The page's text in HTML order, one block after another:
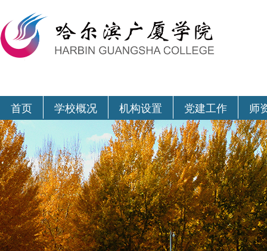
首页 学校概况 机构设置 党建工作 师